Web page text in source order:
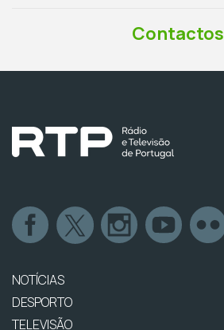
Contactos
NOTÍCIAS
DESPORTO
TELEVISÃO